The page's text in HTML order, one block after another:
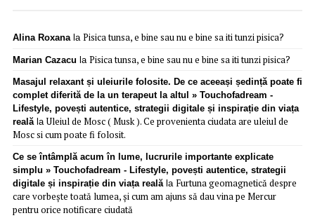
Alina Roxanala Pisica tunsa, e bine sau nu e bine sa iti tunzi pisica?
Marian Cazacu la Pisica tunsa, e bine sau nu e bine sa iti tunzi pisica?
Masajul relaxant și uleiurile folosite. De ce aceeași ședință poate fi
complet diferită de la un terapeut la altul » Touchofadream -
Lifestyle, povești autentice, strategii digitale și inspirație din viața
realălaUleiul de Mosc ( Musk ). Ce provenienta ciudata are uleiul de
Mosc si cum poate fi folosit.
Ce se întâmplă acum în lume, lucrurile importante explicate
simplu » Touchofadream - Lifestyle, povești autentice, strategii
digitale și inspirație din viața realăla Furtuna geomagnetică despre
care vorbește toată lumea, și cum am ajuns să dau vina pe Mercur
pentru orice notificare ciudată